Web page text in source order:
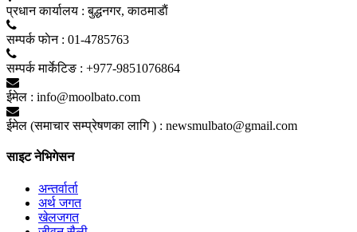
प्रधान कार्यालय : बुद्धनगर, काठमाडाैं
सम्पर्क फाेन : 01-4785763
सम्पर्क मार्केटिङ : +977-9851076864
ईमेल : info@moolbato.com
ईमेल (समाचार सम्प्रेषणका लागि ) : newsmulbato@gmail.com
साइट नेभिगेसन
अन्तर्वार्ता
अर्थ जगत
खेलजगत